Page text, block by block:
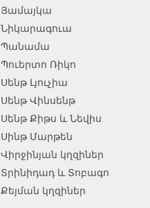
Յամայկա
Նիկարագուա
Պանամա
Պուերտո Ռիկո
Սենթ Լյուչիա
Սենթ Վինսենթ
Սենթ Քիթս և Նեվիս
Սինթ Մարթեն
Վիրջինյան կղզիներ
Տրինիդադ և Տոբագո
Քեյման կղզիներ